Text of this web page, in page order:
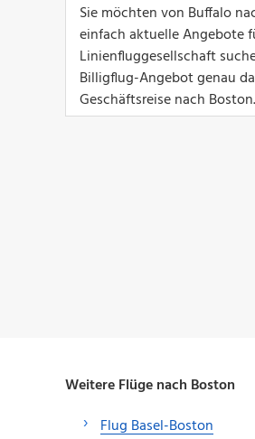
Sie möchten von Buffalo
einfach aktuelle Angebote
Linienfluggesellschaft
Billigflug-Angebot genau
Geschäftsreise nach
Weitere Flüge nach Boston
Flug Basel-Boston